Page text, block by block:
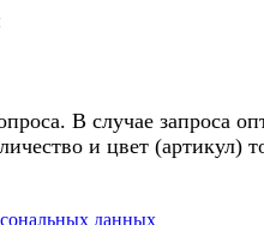
В случае запроса
и цвет (артикул)
данных